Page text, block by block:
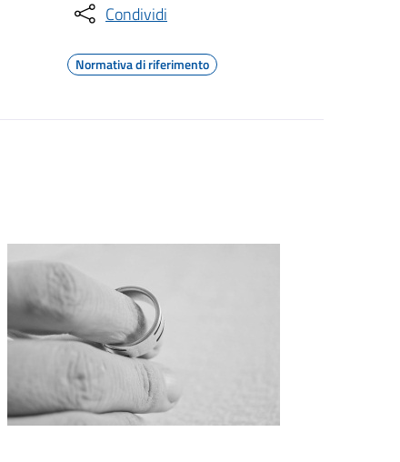
Condividi
Normativa di riferimento